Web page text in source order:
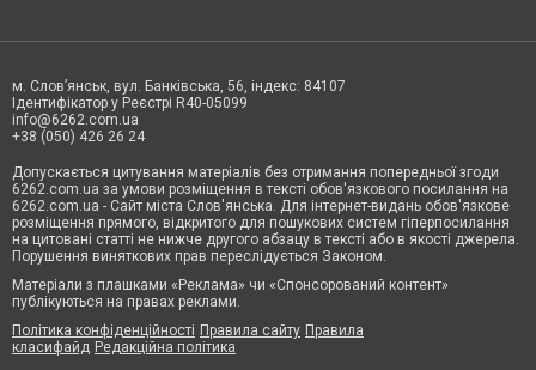
м. Слов’янськ, вул. Банківська, 56, індекс: 84107
Ідентифікатор у Реєстрі R40-05099
info@6262.com.ua
+38 (050) 426 26 24
Допускається цитування матеріалів без отримання попередньої згоди
6262.com.ua за умови розміщення в тексті обов'язкового посилання на
6262.com.ua - Сайт міста Слов'янська. Для інтернет-видань обов'язкове
розміщення прямого, відкритого для пошукових систем гіперпосилання
на цитовані статті не нижче другого абзацу в тексті або в якості джерела.
Порушення виняткових прав переслідується Законом.
Матеріали з плашками «Реклама» чи «Спонсорований контент»
публікуються на правах реклами.
Політика конфіденційності Правила сайту Правила
класифайд Редакційна політика